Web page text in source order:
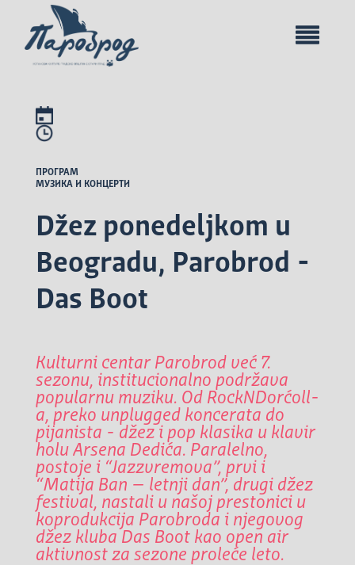
ПРОГРАМ
МУЗИКА И КОНЦЕРТИ
Džez ponedeljkom u
Beogradu, Parobrod -
Das Boot
Kulturni centar Parobrod već 7.
sezonu, institucionalno podržava
popularnu muziku. Od RockNDorćoll-
a, preko unplugged koncerata do
pijanista - džez i pop klasika u klavir
holu Arsena Dedića. Paralelno,
postoje i “Jazzvremova”, prvi i
“Matija Ban – letnji dan”, drugi džez
festival, nastali u našoj prestonici u
koprodukcija Parobroda i njegovog
džez kluba Das Boot kao open air
aktivnost za sezone proleće leto.